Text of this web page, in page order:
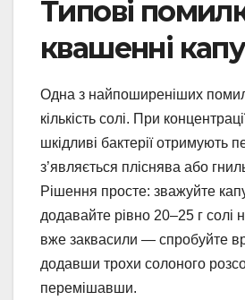
Типові
квашенні
Одна з найпоширеніших
кількість солі. При
шкідливі бактерії отримують
з’являється пліснява або
Рішення просте: зважуйте
додавайте рівно 20–25 г солі
вже заквасили — спробуйте
додавши трохи солоного
перемішавши.